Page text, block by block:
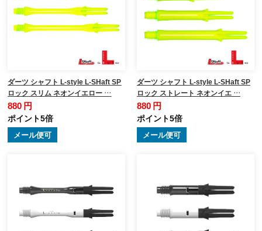
ダーツ シャフト L-style L-SHaft SP
ロック スリム ネオンイエロー …
880 円
ポイント5倍
メール便可
ダーツ シャフト L-style L-SHaft SP
ロック ストレート ネオンイエ …
880 円
ポイント5倍
メール便可